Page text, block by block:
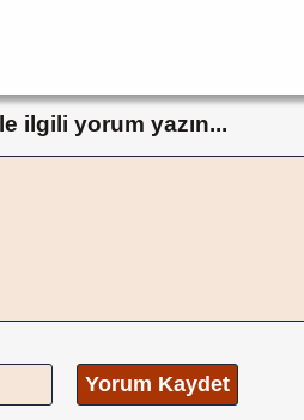
ilgili yorum yazın...
Yorum Kaydet